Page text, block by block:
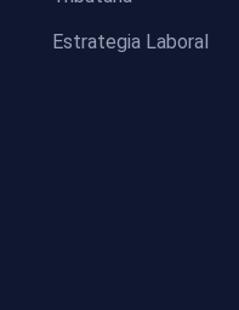
Estrategia Laboral